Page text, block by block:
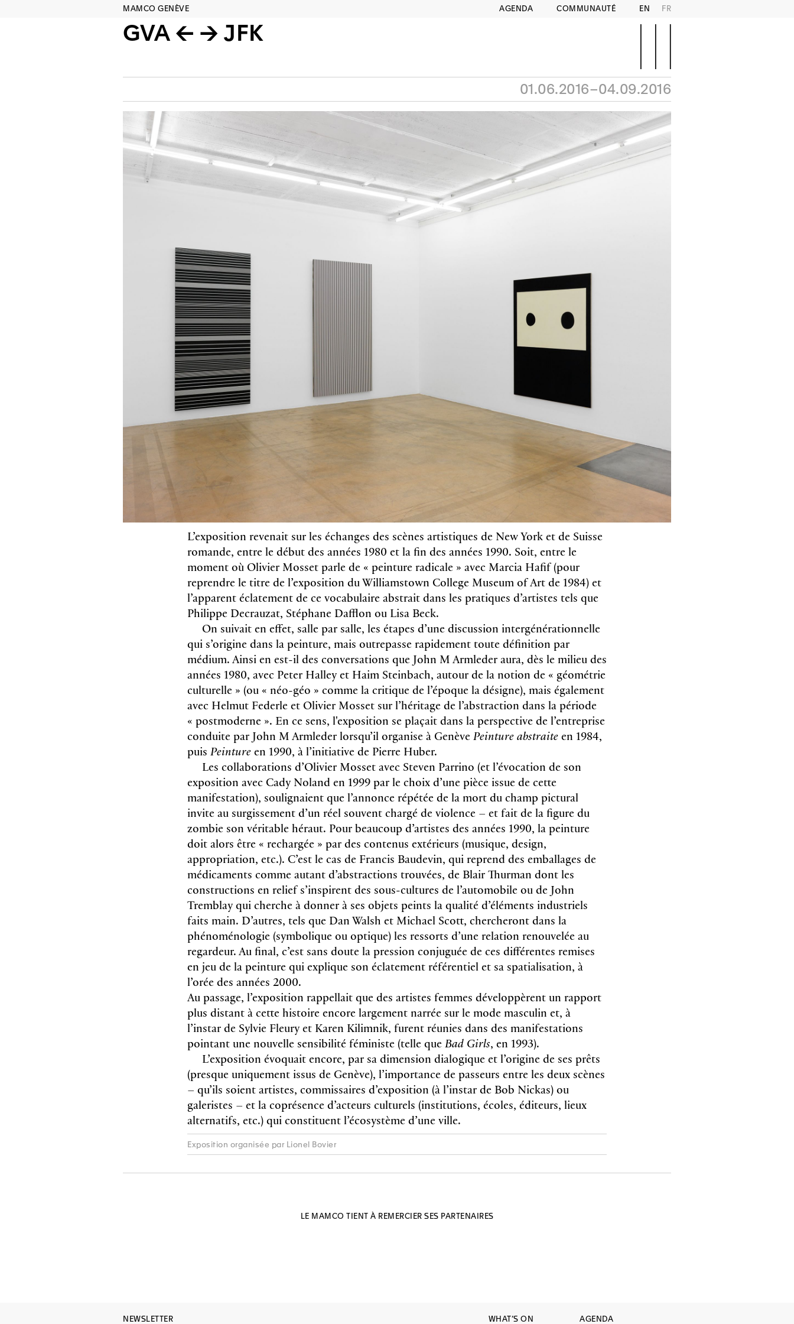
MAMCO GENÈVE AGENDA COMMUNAUTÉ EN FR
GVA ← → JFK
01.06.2016–04.09.2016
L’exposition revenait sur les échanges des scènes artistiques de New York et de Suisse
romande, entre le début des années 1980 et la fin des années 1990. Soit, entre le
moment où Olivier Mosset parle de « peinture radicale » avec Marcia Hafif (pour
reprendre le titre de l’exposition du Williamstown College Museum of Art de 1984) et
l’apparent éclatement de ce vocabulaire abstrait dans les pratiques d’artistes tels que
Philippe Decrauzat, Stéphane Dafflon ou Lisa Beck.
On suivait en effet, salle par salle, les étapes d’une discussion intergénérationnelle
qui s’origine dans la peinture, mais outrepasse rapidement toute définition par
médium. Ainsi en est-il des conversations que John M Armleder aura, dès le milieu des
années 1980, avec Peter Halley et Haim Steinbach, autour de la notion de « géométrie
culturelle » (ou « néo-géo » comme la critique de l’époque la désigne), mais également
avec Helmut Federle et Olivier Mosset sur l’héritage de l’abstraction dans la période
« postmoderne ». En ce sens, l'exposition se plaçait dans la perspective de l’entreprise
conduite par John M Armleder lorsqu’il organise à GenèvePeinture abstraiteen 1984,
puis Peintureen 1990, à l’initiative de Pierre Huber.
Les collaborations d’Olivier Mosset avec Steven Parrino (et l’évocation de son
exposition avec Cady Noland en 1999 par le choix d’une pièce issue de cette
manifestation), soulignaient que l’annonce répétée de la mort du champ pictural
invite au surgissement d’un réel souvent chargé de violence – et fait de la figure du
zombie son véritable héraut. Pour beaucoup d’artistes des années 1990, la peinture
doit alors être « rechargée » par des contenus extérieurs (musique, design,
appropriation, etc.). C’est le cas de Francis Baudevin, qui reprend des emballages de
médicaments comme autant d’abstractions trouvées, de Blair Thurman dont les
constructions en relief s’inspirent des sous-cultures de l’automobile ou de John
Tremblay qui cherche à donner à ses objets peints la qualité d’éléments industriels
faits main. D’autres, tels que Dan Walsh et Michael Scott, chercheront dans la
phénoménologie (symbolique ou optique) les ressorts d’une relation renouvelée au
regardeur. Au final, c’est sans doute la pression conjuguée de ces différentes remises
en jeu de la peinture qui explique son éclatement référentiel et sa spatialisation, à
l’orée des années 2000.
Au passage, l’exposition rappellait que des artistes femmes développèrent un rapport
plus distant à cette histoire encore largement narrée sur le mode masculin et, à
l’instar de Sylvie Fleury et Karen Kilimnik, furent réunies dans des manifestations
pointant une nouvelle sensibilité féministe (telle queBad Girls, en 1993).
L’exposition évoquait encore, par sa dimension dialogique et l’origine de ses prêts
(presque uniquement issus de Genève), l’importance de passeurs entre les deux scènes
– qu’ils soient artistes, commissaires d’exposition (à l’instar de Bob Nickas) ou
galeristes – et la coprésence d’acteurs culturels (institutions, écoles, éditeurs, lieux
alternatifs, etc.) qui constituent l’écosystème d’une ville.
Exposition organisée par Lionel Bovier
LE MAMCO TIENT À REMERCIER SES PARTENAIRES
NEWSLETTER
WHAT’S ON
AGENDA